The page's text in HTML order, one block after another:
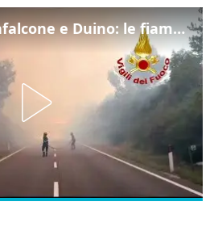
Incendio tra Monfalcone e Duino: le fiamme lambiscono la strada